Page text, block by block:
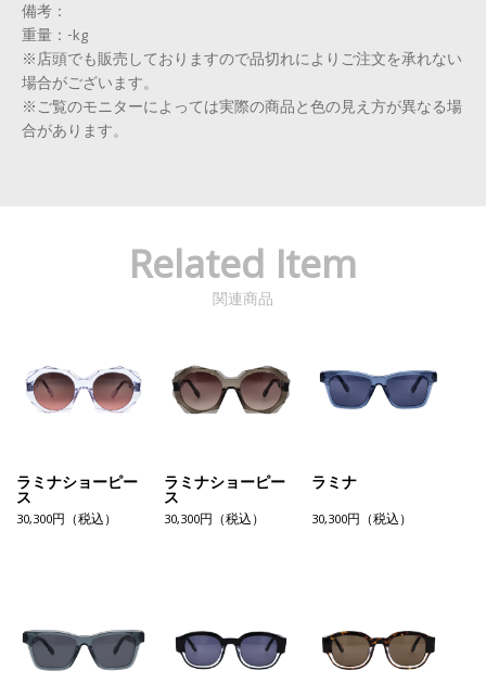
備考：
重量：-kg
※店頭でも販売しておりますので品切れによりご注文を承れない
場合がございます。
※ご覧のモニターによっては実際の商品と色の見え方が異なる場
合があります。
Related Item
関連商品
ラミナショーピー
ス
30,300円（税込）
ラミナショーピー
ス
30,300円（税込）
ラミナ
30,300円（税込）